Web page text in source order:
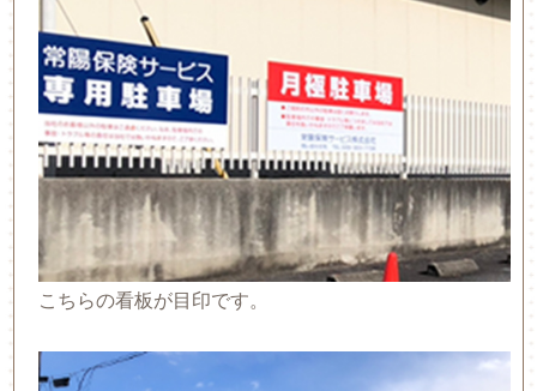
こちらの看板が目印です。